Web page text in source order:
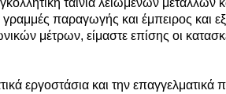
ταινία λειωμένων μετάλλων
παραγωγής και έμπειρος και
μέτρων, είμαστε επίσης οι
εργοστάσια και την επαγγελματικά